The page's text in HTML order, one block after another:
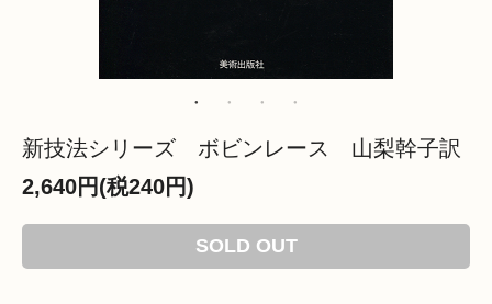
新技法シリーズ ボビンレース 山梨幹子訳
2,640円(税240円)
SOLD OUT